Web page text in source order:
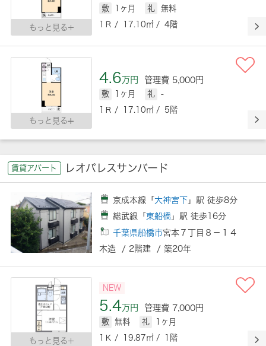
もっと見る
敷 1ヶ月 礼
無料
1Ｒ / 17.10㎡ / 4階
もっと見る
4.6万円 管理費 5,000円
敷 1ヶ月 礼
-
1Ｒ / 17.10㎡ / 5階
賃貸アパート レオパレスサンバード
京成本線「 大神宮下 」駅 徒歩8分
総武線「東船橋 」駅 徒歩16分
千葉県船橋市宮本７丁目８－１４
木造 / 2階建 / 築20年
もっと見る
NEW
5.4万円 管理費 7,000円
敷 無料 礼
1ヶ月
1Ｋ / 19.87㎡ / 1階